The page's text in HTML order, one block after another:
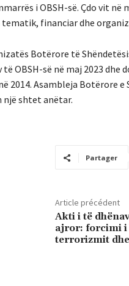
i OBSH-së. Çdo vit
financiar dhe
Botërore të
OBSH-së në maj 2023
2014. Asambleja
një shtet anëtar.
Partager
Article précédent
Akti i të
ajror: forcimi
terrorizmit